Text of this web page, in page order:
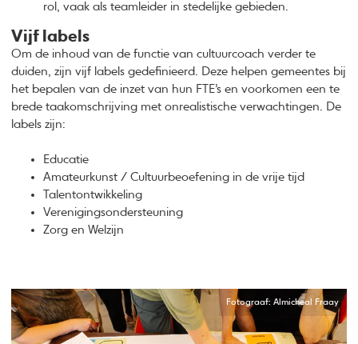
rol, vaak als teamleider in stedelijke gebieden.
Vijf labels
Om de inhoud van de functie van cultuurcoach verder te
duiden, zijn vijf labels gedefinieerd. Deze helpen gemeentes bij
het bepalen van de inzet van hun FTE’s en voorkomen een te
brede taakomschrijving met onrealistische verwachtingen. De
labels zijn:
Educatie
Amateurkunst / Cultuurbeoefening in de vrije tijd
Talentontwikkeling
Verenigingsondersteuning
Zorg en Welzijn
Fotograaf: Almicheal Fraay